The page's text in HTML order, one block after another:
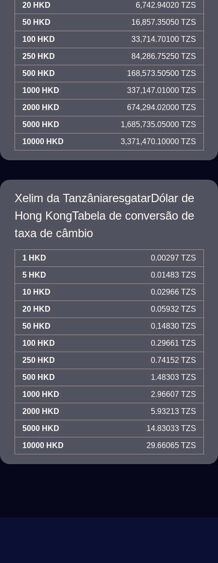
20 HKD 6,742.94020 TZS
50 HKD 16,857.35050 TZS
100 HKD 33,714.70100 TZS
250 HKD 84,286.75250 TZS
500 HKD 168,573.50500 TZS
1000 HKD 337,147.01000 TZS
2000 HKD 674,294.02000 TZS
5000 HKD 1,685,735.05000 TZS
10000 HKD 3,371,470.10000 TZS
Xelim da TanzâniaresgatarDólar de
Hong KongTabela de conversão de
taxa de câmbio
1 HKD 0.00297 TZS
5 HKD 0.01483 TZS
10 HKD 0.02966 TZS
20 HKD 0.05932 TZS
50 HKD 0.14830 TZS
100 HKD 0.29661 TZS
250 HKD 0.74152 TZS
500 HKD 1.48303 TZS
1000 HKD 2.96607 TZS
2000 HKD 5.93213 TZS
5000 HKD 14.83033 TZS
10000 HKD 29.66065 TZS